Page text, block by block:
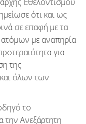
ότι και ως
σε επαφή με τα
με αναπηρία
για
της
όλων των
το
την Ανεξάρτητη